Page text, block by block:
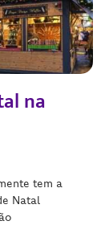
na
tem a
Natal